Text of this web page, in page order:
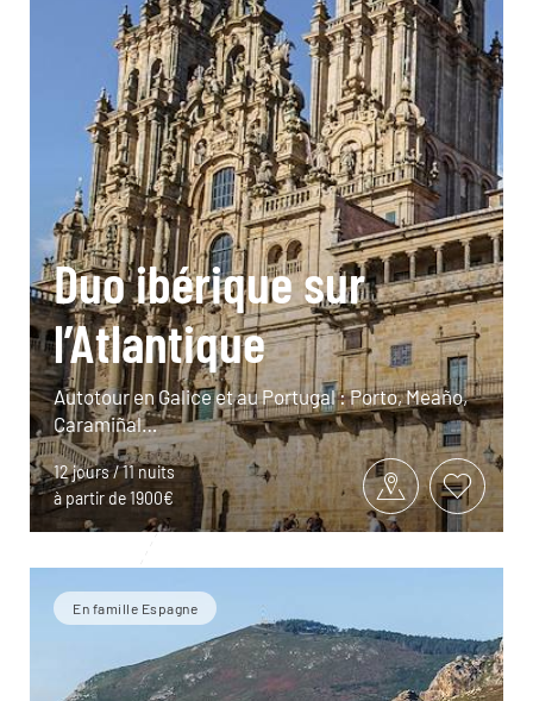
Duo ibérique sur
l’Atlantique
Autotour en Galice et au Portugal : Porto, Meaño,
Caramiñal…
12 jours / 11 nuits
à partir de 1900€
En famille Espagne